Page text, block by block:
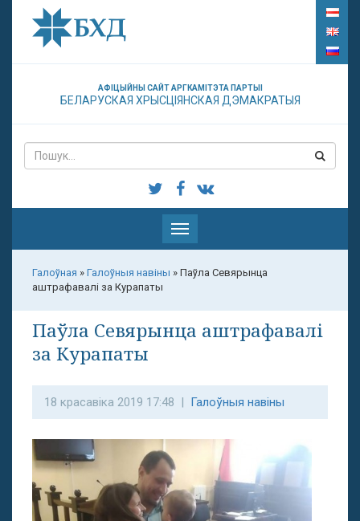
АФІЦЫЙНЫ САЙТ АРГКАМІТЭТА ПАРТЫІ
БЕЛАРУСКАЯ ХРЫСЦІЯНСКАЯ ДЭМАКРАТЫЯ
Паказаць
меню
Галоўная » Галоўныя навіны » Паўла Севярынца
аштрафавалі за Курапаты
Паўла Севярынца аштрафавалі
за Курапаты
18 красавіка 2019 17:48 | Галоўныя навіны